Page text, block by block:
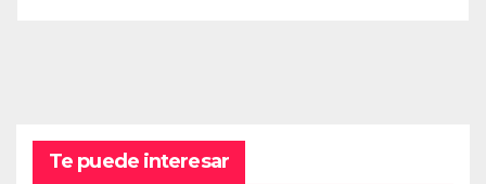
Te puede interesar